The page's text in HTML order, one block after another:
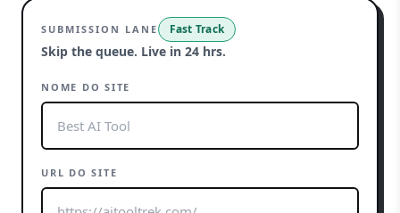
SUBMISSION LANE Fast Track
Skip the queue. Live in 24 hrs.
NOME DO SITE
URL DO SITE